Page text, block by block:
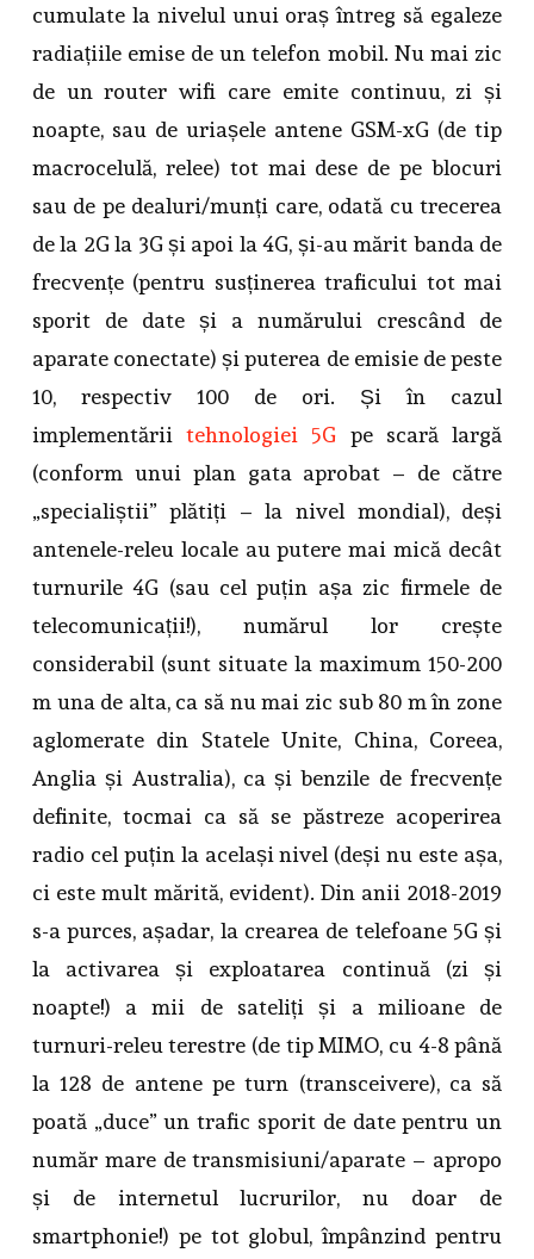
cumulate la nivelul unui oraș întreg să egaleze
radiațiile emise de un telefon mobil. Nu mai zic
de un router wifi care emite continuu, zi și
noapte, sau de uriașele antene GSM-xG (de tip
macrocelulă, relee) tot mai dese de pe blocuri
sau de pe dealuri/munți care, odată cu trecerea
de la 2G la 3G și apoi la 4G, și-au mărit banda de
frecvențe (pentru susținerea traficului tot mai
sporit de date și a numărului crescând de
aparate conectate) și puterea de emisie de peste
10, respectiv 100 de ori. Și în cazul
implementăriitehnologiei 5G pe scară largă
(conform unui plan gata aprobat – de către
„specialiștii” plătiți – la nivel mondial), deși
antenele-releu locale au putere mai mică decât
turnurile 4G (sau cel puțin așa zic firmele de
telecomunicații!), numărul lor crește
considerabil (sunt situate la maximum 150-200
m una de alta, ca să nu mai zic sub 80 m în zone
aglomerate din Statele Unite, China, Coreea,
Anglia și Australia), ca și benzile de frecvențe
definite, tocmai ca să se păstreze acoperirea
radio cel puțin la același nivel (deși nu este așa,
ci este mult mărită, evident). Din anii 2018-2019
s-a purces, așadar, la crearea de telefoane 5G și
la activarea și exploatarea continuă (zi și
noapte!) a mii de sateliți și a milioane de
turnuri-releu terestre (de tip MIMO, cu 4-8 până
la 128 de antene pe turn (transceivere), ca să
poată „duce” un trafic sporit de date pentru un
număr mare de transmisiuni/aparate – apropo
și de internetul lucrurilor, nu doar de
smartphonie!) pe tot globul, împânzind pentru